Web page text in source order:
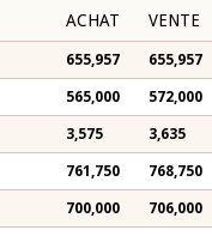
ACHAT VENTE
655,957 655,957
565,000 572,000
3,575 3,635
761,750 768,750
700,000 706,000